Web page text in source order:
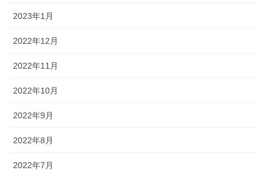
2023年1月
2022年12月
2022年11月
2022年10月
2022年9月
2022年8月
2022年7月